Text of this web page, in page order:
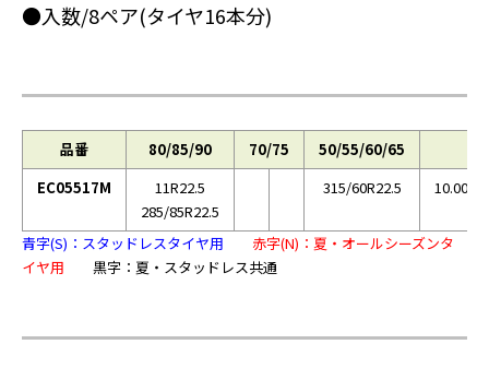
●入数/8ペア(タイヤ16本分)
品番 80/85/90 70/75
50/55/60/65
EC05517M
11R22.5
285/85R22.5
315/60R22.5
青字(S)：スタッドレスタイヤ用
赤字(N)：夏・オールシーズンタ
イヤ用 黒字：夏・スタッドレス共通